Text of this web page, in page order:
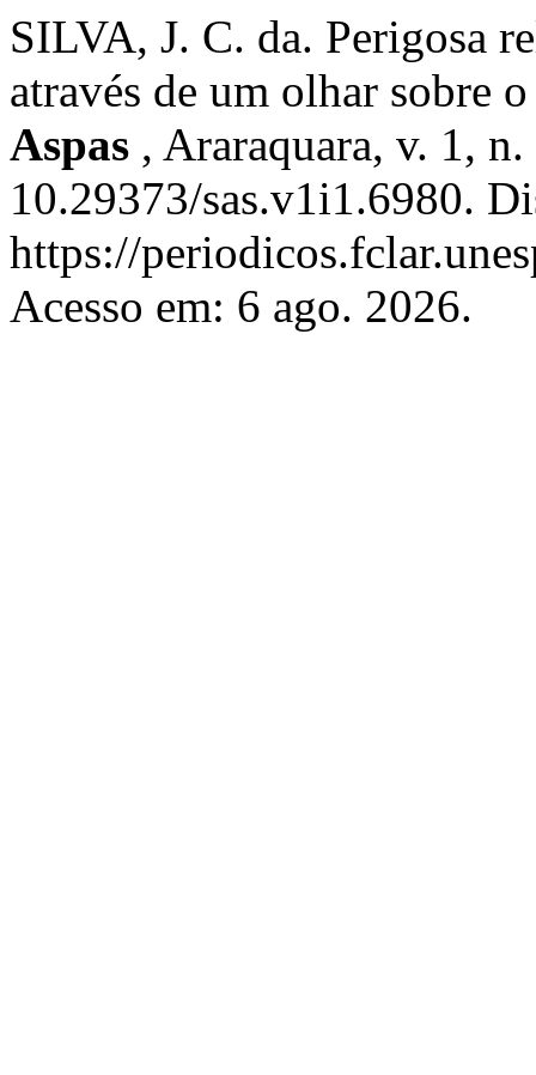
SILVA, J. C. da. Perigosa
através de um olhar sobre
Aspas , Araraquara, v. 1,
10.29373/sas.v1i1.6980.
https://
Acesso em: 6 ago. 2026.